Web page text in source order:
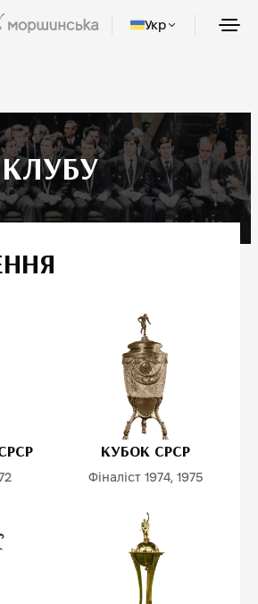
Укр
КЛУБУ
КУБОК СРСР
Фіналіст 1974, 1975